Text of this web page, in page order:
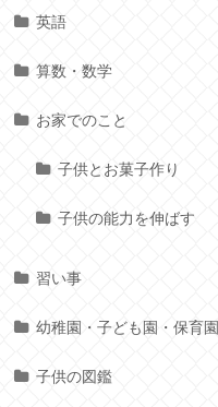
英語
算数・数学
お家でのこと
子供とお菓子作り
子供の能力を伸ばす
習い事
幼稚園・子ども園・保育園
子供の図鑑